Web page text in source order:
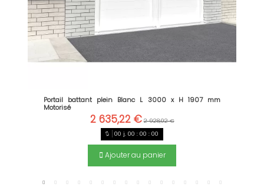
Portail battant plein Blanc L 3000 x H 1907 mm
Motorisé
2 635,22 € 2 928,02 €
00 j. 00 :00 :00
Ajouter au panier